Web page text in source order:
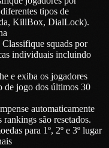
tipos de
KillBox, DialLock).
squads por
individuais incluindo
e exiba os jogadores
de jogo dos últimos 30
automaticamente
são resetados.
para 1º, 2º e 3º lugar